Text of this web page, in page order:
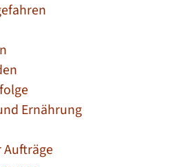
Ernährung